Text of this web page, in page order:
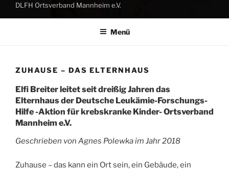
DLFH Ortsverband Mannheim e.V.
Menü
ZUHAUSE – DAS ELTERNHAUS
Elfi Breiter leitet seit dreißig Jahren das
Elternhaus der Deutsche Leukämie-Forschungs-
Hilfe -Aktion für krebskranke Kinder- Ortsverband
Mannheim e.V.
Geschrieben von Agnes Polewka im Jahr 2018
Zuhause – das kann ein Ort sein, ein Gebäude, ein